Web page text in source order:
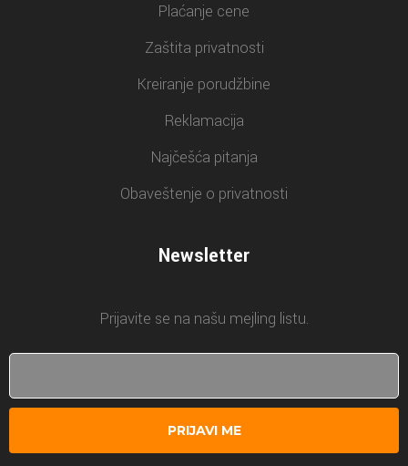
Plaćanje cene
Zaštita privatnosti
Kreiranje porudžbine
Reklamacija
Najčešća pitanja
Obaveštenje o privatnosti
Newsletter
Prijavite se na našu mejling listu.
PRIJAVI ME